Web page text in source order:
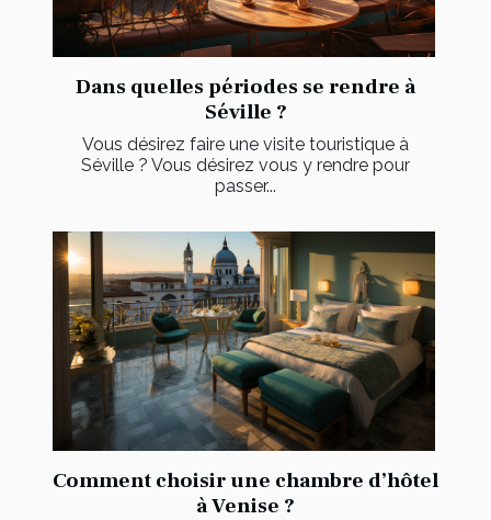
Dans quelles périodes se rendre à
Séville ?
Vous désirez faire une visite touristique à
Séville ? Vous désirez vous y rendre pour
passer...
Comment choisir une chambre d’hôtel
à Venise ?